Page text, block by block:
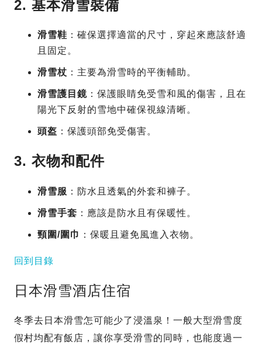
2. 基本滑雪裝備
滑雪鞋 ：確保選擇適當的尺寸，穿起來應該舒適
且固定。
滑雪杖 ：主要為滑雪時的平衡輔助。
滑雪護目鏡 ：保護眼睛免受雪和風的傷害，且在
陽光下反射的雪地中確保視線清晰。
頭盔 ：保護頭部免受傷害。
3. 衣物和配件
滑雪服 ：防水且透氣的外套和褲子。
滑雪手套 ：應該是防水且有保暖性。
頸圍/圍巾 ：保暖且避免風進入衣物。
回到目錄
日本滑雪酒店住宿
冬季去日本滑雪怎可能少了浸溫泉！一般大型滑雪度
假村均配有飯店，讓你享受滑雪的同時，也能度過一